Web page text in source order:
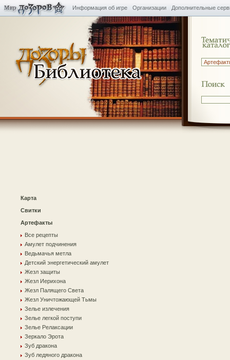
Информация об игре Организации Дополнительные
Карта
Свитки
Артефакты
Все рецепты
Амулет подчинения
Ведьмачья метла
Детский энергетический амулет
Жезл защиты
Жезл Иерихона
Жезл Палящего Света
Жезл Уничтожающей Тьмы
Зелье излечения
Зелье легкой поступи
Зелье Релаксации
Зеркало Эрота
Зуб дракона
Зуб ледяного дракона